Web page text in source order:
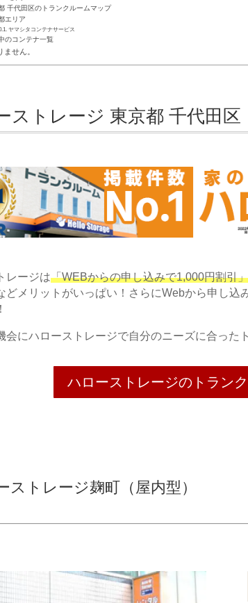
千代田区のトランクルームマップ
エリア
ヤマシタコンテナサービス
のコンテナ一覧
ません。
ストレージ 東京都 千代田区
レージは「WEBからの申し込みで1,000円割引」
どメリットがいっぱい！さらにWebから申し
会にハローストレージで自分のニーズに合った
ハローストレージのトラン
ストレージ麹町（屋内型）